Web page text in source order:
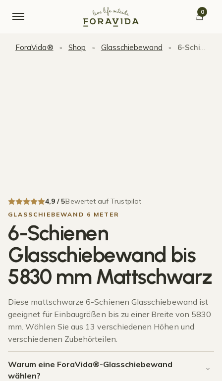
0
ForaVida® » Shop » Glasschiebewand » 6-Schienen Glasschiebewand bis 5830 mm Mattschwarz
4,9 / 5Bewertet auf Trustpilot
GLASSCHIEBEWAND 6 METER
6-Schienen
Glasschiebewand bis
5830 mm Mattschwarz
Diese mattschwarze 6-Schienen Glasschiebewand ist
geeignet für Einbaugrößen bis zu einer Breite von 5830
mm. Wählen Sie aus 13 verschiedenen Höhen und
verschiedenen Zubehörteilen.
Warum eine ForaVida®-Glasschiebewand
wählen?